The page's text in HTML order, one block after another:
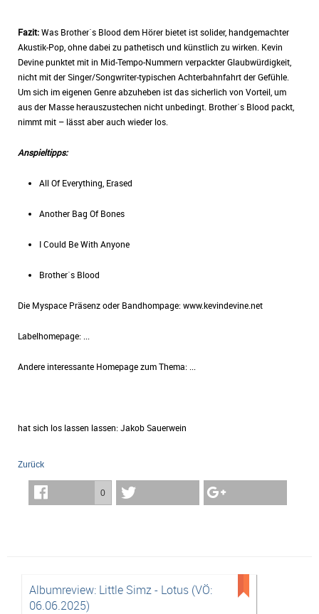
Fazit:Was Brother´s Blood dem Hörer bietet ist solider, handgemachter
Akustik-Pop, ohne dabei zu pathetisch und künstlich zu wirken. Kevin
Devine punktet mit in Mid-Tempo-Nummern verpackter Glaubwürdigkeit,
nicht mit der Singer/Songwriter-typischen Achterbahnfahrt der Gefühle.
Um sich im eigenen Genre abzuheben ist das sicherlich von Vorteil, um
aus der Masse herauszustechen nicht unbedingt. Brother´s Blood packt,
nimmt mit – lässt aber auch wieder los.
Anspieltipps:
All Of Everything, Erased
Another Bag Of Bones
I Could Be With Anyone
Brother´s Blood
Die Myspace Präsenz oder Bandhompage: www.kevindevine.net
Labelhomepage: ...
Andere interessante Homepage zum Thema: ...
hat sich los lassen lassen: Jakob Sauerwein
Zurück
0
Albumreview: Little Simz - Lotus (VÖ:
06.06.2025)